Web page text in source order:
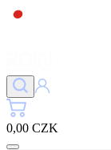
0,00 CZK